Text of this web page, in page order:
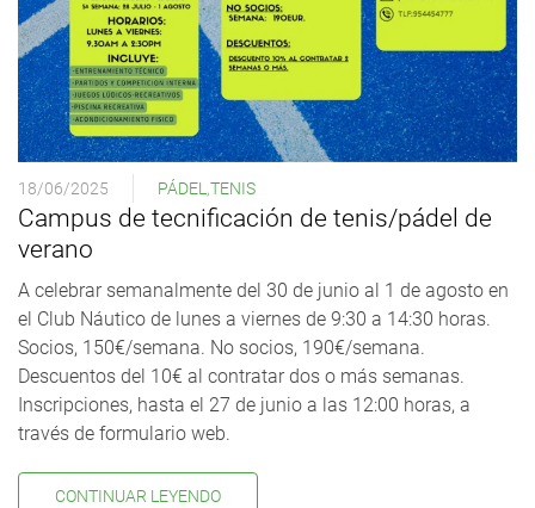
18/06/2025 PÁDEL TENIS
Campus de tecnificación de tenis/pádel de
verano
A celebrar semanalmente del 30 de junio al 1 de agosto en
el Club Náutico de lunes a viernes de 9:30 a 14:30 horas.
Socios, 150€/semana. No socios, 190€/semana.
Descuentos del 10€ al contratar dos o más semanas.
Inscripciones, hasta el 27 de junio a las 12:00 horas, a
través de formulario web.
CONTINUAR LEYENDO